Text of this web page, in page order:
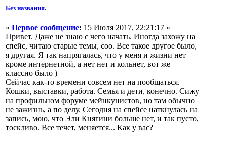
Без названия.
« Первое сообщение: 15 Июля 2017, 22:21:17 »
Привет. Даже не знаю с чего начать. Иногда захожу на
спейс, читаю старые темы, соо. Все такое другое было,
я другая. Я так напрягалась, что у меня и жизни нет
кроме интернетной, а нет нет и кольнет, вот же
классно было )
Сейчас как-то времени совсем нет на пообщаться.
Кошки, выставки, работа. Семья и дети, конечно. Сижу
на профильном форуме мейнкунистов, но там обычно
не зажизнь, а по делу. Сегодня на спейсе наткнулась на
запись, мою, что Эли Княгини больше нет, и так пусто,
тоскливо. Все течет, меняется... Как у вас?